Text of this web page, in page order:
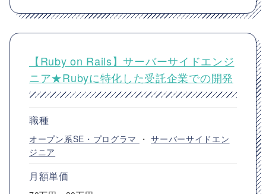
【Ruby on Rails】サーバーサイドエンジ
ニア★Rubyに特化した受託企業での開発
職種
オープン系SE・プログラマ ・サーバーサイドエン
ジニア
月額単価